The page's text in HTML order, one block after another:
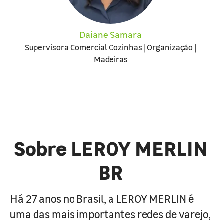
Daiane Samara
Supervisora Comercial Cozinhas | Organização |
Madeiras
Sobre LEROY MERLIN
BR
Há 27 anos no Brasil, a LEROY MERLIN é
uma das mais importantes redes de varejo,